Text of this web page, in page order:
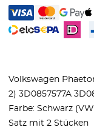
Volkswagen
2) 3D0857577A
Farbe: Schwarz
Satz mit 2 Stücken